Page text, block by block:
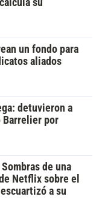
su
un fondo para
aliados
detuvieron a
Barrelier por
de una
Netflix sobre el
a su